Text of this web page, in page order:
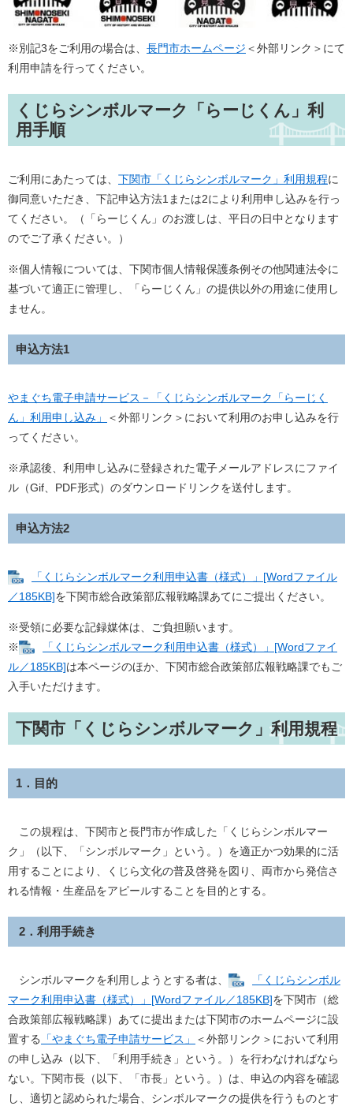
※別記3をご利用の場合は、 長門市ホームページ ＜外部リンク＞ にて
利用申請を行ってください。
くじらシンボルマーク「らーじくん」利
用手順
ご利用にあたっては、 下関市「くじらシンボルマーク」利用規程に
御同意いただき、下記申込方法1または2により利用申し込みを行っ
てください。（「らーじくん」のお渡しは、平日の日中となります
のでご了承ください。）
※個人情報については、下関市個人情報保護条例その他関連法令に
基づいて適正に管理し、「らーじくん」の提供以外の用途に使用し
ません。
申込方法1
やまぐち電子申請サービス－「くじらシンボルマーク「らーじく
ん」利用申し込み」
＜外部リンク＞ において利用のお申し込みを行
ってください。
※承認後、利用申し込みに登録された電子メールアドレスにファイ
ル（Gif、PDF形式）のダウンロードリンクを送付します。
申込方法2
「くじらシンボルマーク利用申込書（様式）」[Wordファイル
／185KB]を下関市総合政策部広報戦略課あてにご提出ください。
※受領に必要な記録媒体は、ご負担願います。
※
「くじらシンボルマーク利用申込書（様式）」[Wordファイ
ル／185KB]は本ページのほか、下関市総合政策部広報戦略課でもご
入手いただけます。
下関市「くじらシンボルマーク」利用規程
1．目的
この規程は、下関市と長門市が作成した「くじらシンボルマー
ク」（以下、「シンボルマーク」という。）を適正かつ効果的に活
用することにより、くじら文化の普及啓発を図り、両市から発信さ
れる情報・生産品をアピールすることを目的とする。
2．利用手続き
シンボルマークを利用しようとする者は、
「くじらシンボル
マーク利用申込書（様式）」[Wordファイル／185KB]を下関市（総
合政策部広報戦略課）あてに提出または下関市のホームページに設
置する
「やまぐち電子申請サービス」 ＜外部リンク＞ において利用
の申し込み（以下、「利用手続き」という。）を行わなければなら
ない。下関市長（以下、「市長」という。）は、申込の内容を確認
し、適切と認められた場合、シンボルマークの提供を行うものとす